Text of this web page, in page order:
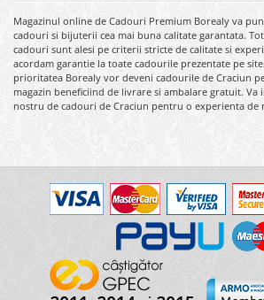
Magazinul online de Cadouri Premium Borealy va
cadouri si bijuterii cea mai buna calitate garantata.
cadouri sunt alesi pe criterii stricte de calitate si
acordam garantie la toate cadourile prezentate pe
prioritatea Borealy vor deveni cadourile de Craciun
magazin beneficiind de livrare si ambalare gratuit. Va
nostru de cadouri de Craciun pentru o experienta de